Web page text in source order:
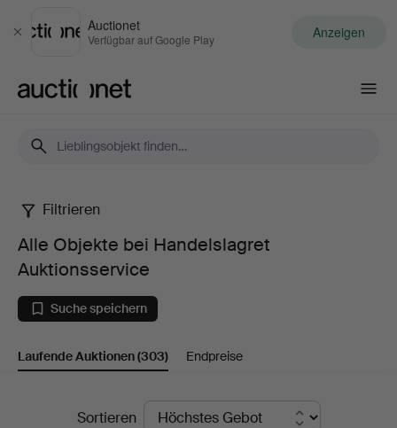
Schließen
Auctionet
Verfügbar auf Google Play Anzeigen
Alle
Objekte
bei
Handelslagret
Filtrieren
Alle Objekte bei Handelslagret
Auktionsservice
Suche speichern
Laufende Auktionen(303) Endpreise
LaufendeSortieren